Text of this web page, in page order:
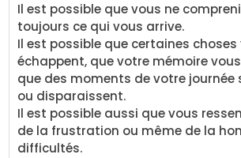
Il est possible que vous ne
toujours ce qui vous arrive.
Il est possible que certaines choses
échappent, que votre mémoire
que des moments de votre journée
ou disparaissent.
Il est possible aussi que vous
de la frustration ou même de la
difficultés.